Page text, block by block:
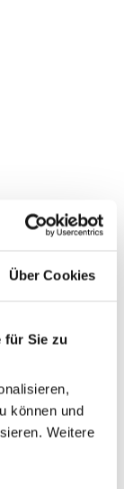
Über Cookies
für Sie zu
können und
Weitere